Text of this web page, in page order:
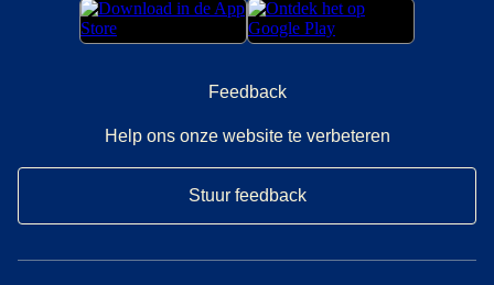
Feedback
Help ons onze website te verbeteren
Stuur feedback